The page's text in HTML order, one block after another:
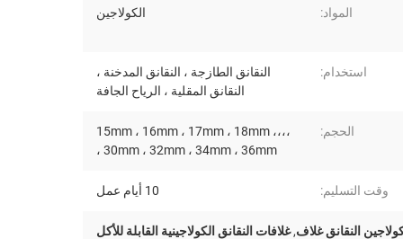
المواد: الكولاجين
استخدام:
النقانق الطازجة ، النقانق المدخنة ،
النقانق المقلية ، الرياح الجافة
الحجم:
15mm ، 16mm ، 17mm ، 18mm ،،،،
، 30mm ، 32mm ، 34mm ، 36mm
وقت التسليم: 10 أيام عمل
النقانق غلاف,غلافات النقانق الكولاجينية القابلة للأكل